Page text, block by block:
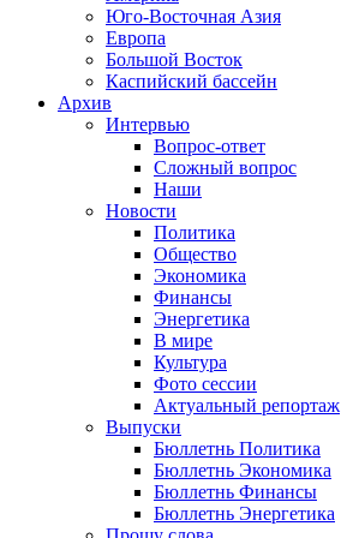
Юго-Восточная Азия
Европа
Большой Восток
Каспийский бассейн
Архив
Интервью
Вопрос-ответ
Сложный вопрос
Наши
Новости
Политика
Общество
Экономика
Финансы
Энергетика
В мире
Культура
Фото сессии
Актуальный репортаж
Выпуски
Бюллетнь Политика
Бюллетнь Экономика
Бюллетнь Финансы
Бюллетнь Энергетика